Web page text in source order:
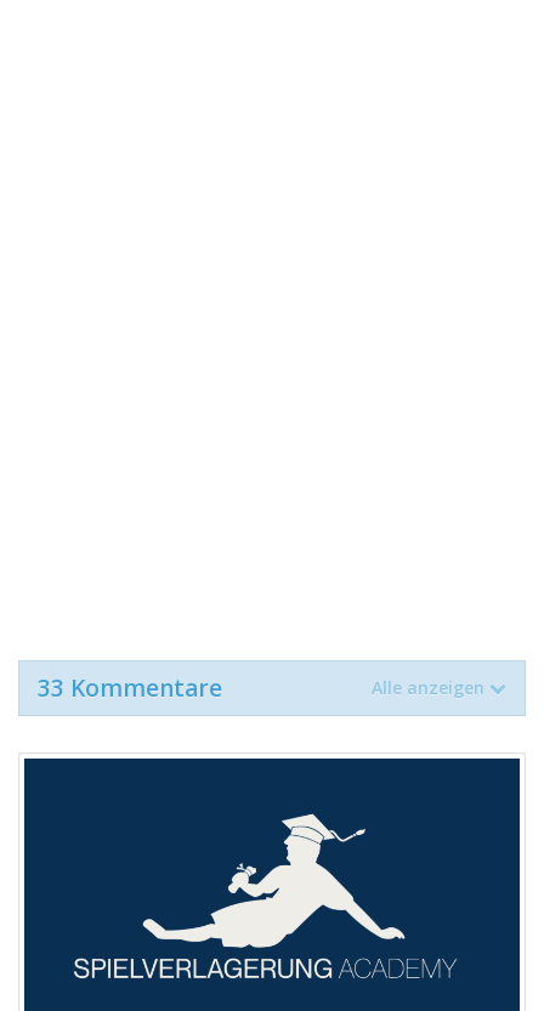
33 Kommentare Alle anzeigen